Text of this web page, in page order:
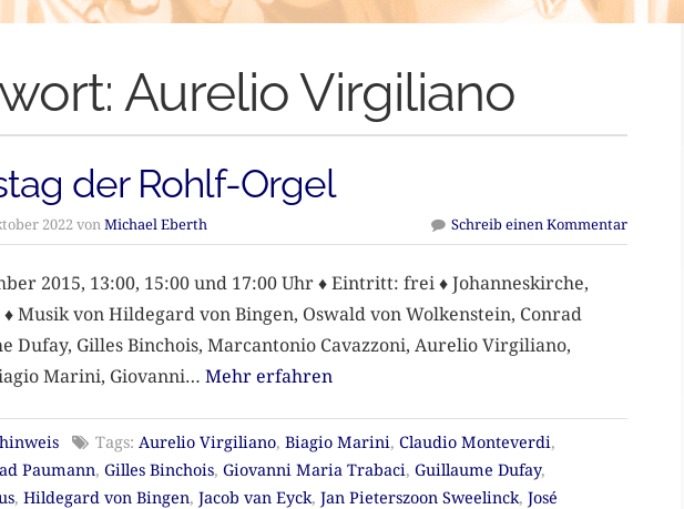
Aurelio Virgiliano
der Rohlf-Orgel
2022 vonMichael Eberth Schreib einen Kommentar
2015, 13:00, 15:00 und 17:00 Uhr ♦ Eintritt: frei ♦ Johanneskirche,
Musik von Hildegard von Bingen, Oswald von Wolkenstein, Conrad
Dufay, Gilles Binchois, Marcantonio Cavazzoni, Aurelio Virgiliano,
Marini, Giovanni… Mehr erfahren
Tags: Aurelio Virgiliano, Biagio Marini, Claudio Monteverdi,
Paumann, Gilles Binchois, Giovanni Maria Trabaci, Guillaume Dufay,
, Hildegard von Bingen, Jacob van Eyck, Jan Pieterszoon Sweelinck, José